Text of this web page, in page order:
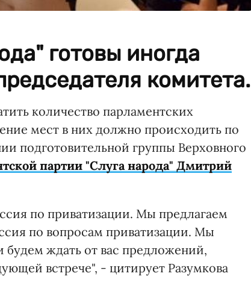
готовы иногда
комитета.
количество парламентских
мест в них должно происходить по
подготовительной группы Верховного
партии "Слуга народа" Дмитрий
по приватизации. Мы предлагаем
по вопросам приватизации. Мы
ждать от вас предложений,
встрече", - цитирует Разумкова